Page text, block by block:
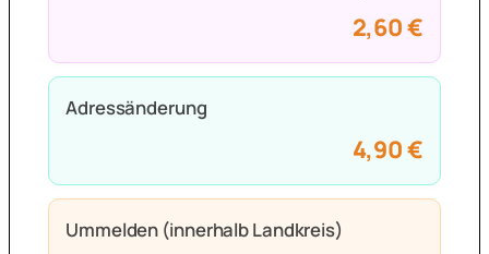
2,60 €
Adressänderung
4,90 €
Ummelden (innerhalb Landkreis)